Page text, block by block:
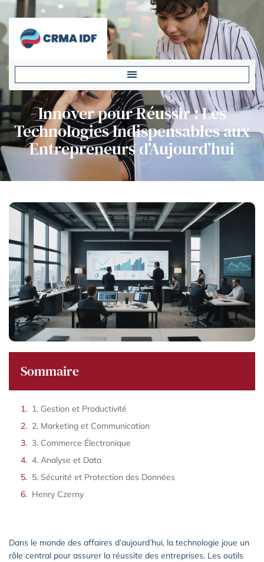
Innover pour Réussir : Les
Technologies Indispensables aux
Entrepreneurs d’Aujourd’hui
Sommaire
1. Gestion et Productivité
2. Marketing et Communication
3. Commerce Électronique
4. Analyse et Data
5. Sécurité et Protection des Données
Henry Czerny
Dans le monde des affaires d’aujourd’hui, la technologie joue un
rôle central pour assurer la réussite des entreprises. Les outils